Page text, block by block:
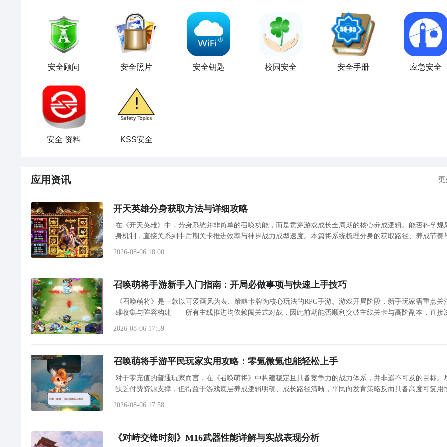
安全顾问 安全照片 安全钥匙 校园安全 安全手册 应急安全
安全 资料 KSS安全
应用资讯 更
开天英雄分身获取方法与详细攻略
在《开天英雄》中，分身系统并非简单的召唤功能，而是贯穿游戏成长全周期的核心养成逻辑。能否科学规
身机制，直接关系到中后期关卡推进效率与神界战力成型速度。本篇将系统梳理分身的获取路径、养成节奏
2026-08-06 18:00
召唤萌将手游新手入门指南：开局必做事项与快速上手技巧
《召唤萌将》是一款以可爱画风为表、策略卡牌为核心玩法的RPG手游。游戏开局阶段，新手玩家需重点关
雄收集与阵容构建——所有主线推进均依赖闯关式对战，因此前期能否顺利突破主线关卡与高阶副本，直接
2026-08-06 17:59
召唤萌将手游平民玩家实用攻略：零氪微氪也能轻松上手
对于零充值的普通玩家而言，在《召唤萌将》中构建稳定且具备竞争力的战力体系，并非遥不可及的目标。
缺乏付费资源支撑，但得益于游戏底层养成逻辑明确、成长路径清晰，平民向发育策略反而具备高度可复用
2026-08-06 17:58
《对峙交锋时刻》M16武器性能详解与实战表现分析